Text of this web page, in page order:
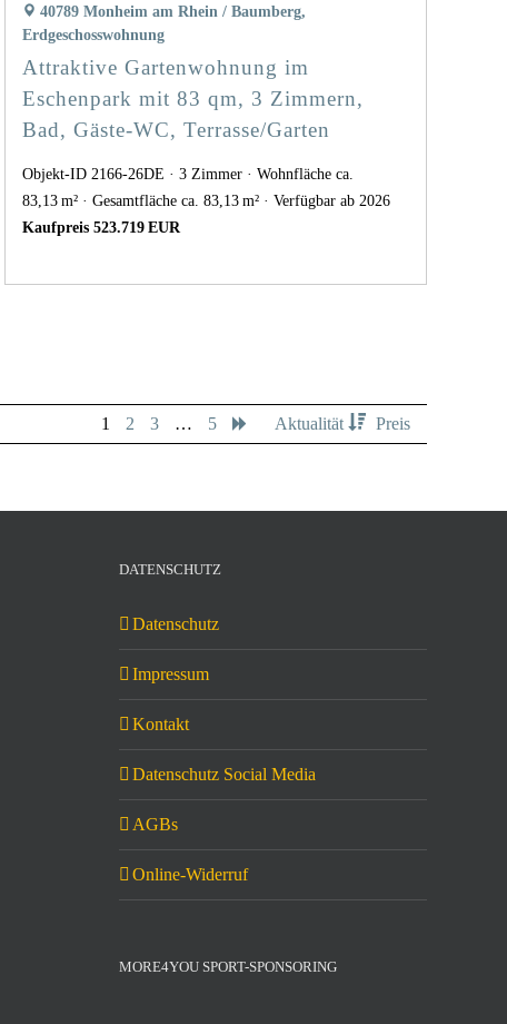
40789 Monheim am Rhein / Baumberg,
Erdgeschosswohnung
Attraktive Gartenwohnung im
Eschenpark mit 83 qm, 3 Zimmern,
Bad, Gäste-WC, Terrasse/Garten
Objekt-ID 2166-26DE 3 Zimmer
Wohnfläche ca.
83,13 m²
Gesamtfläche ca. 83,13 m²
Verfügbar ab 2026
Kaufpreis 523.719 EUR
1 2 3 … 5 Aktualität Preis
DATENSCHUTZ
Datenschutz
Impressum
Kontakt
Datenschutz Social Media
AGBs
Online-Widerruf
MORE4YOU SPORT-SPONSORING